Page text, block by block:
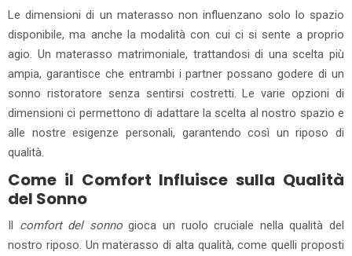
Le dimensioni di un materasso non influenzano solo lo spazio
disponibile, ma anche la modalità con cui ci si sente a proprio
agio. Un materasso matrimoniale, trattandosi di una scelta più
ampia, garantisce che entrambi i partner possano godere di un
sonno ristoratore senza sentirsi costretti. Le varie opzioni di
dimensioni ci permettono di adattare la scelta al nostro spazio e
alle nostre esigenze personali, garantendo così un riposo di
qualità.
Come il Comfort Influisce sulla Qualità
del Sonno
Il comfort del sonnogioca un ruolo cruciale nella qualità del
nostro riposo. Un materasso di alta qualità, come quelli proposti